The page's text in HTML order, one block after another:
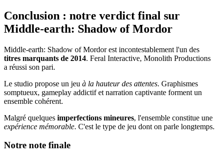
Conclusion : notre verdict final sur
Middle-earth: Shadow of Mordor
Middle-earth: Shadow of Mordor est incontestablement l'un des
titres marquants de 2014. Feral Interactive, Monolith Productions
a réussi son pari.
Le studio propose un jeu à la hauteur des attentes. Graphismes
somptueux, gameplay addictif et narration captivante forment un
ensemble cohérent.
Malgré quelques imperfections mineures, l'ensemble constitue une
expérience mémorable. C'est le type de jeu dont on parle longtemps.
Notre note finale